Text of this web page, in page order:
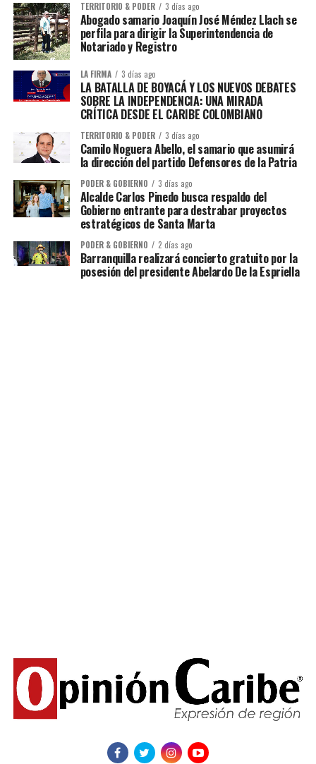
TERRITORIO & PODER 3 días ago
Abogado samario Joaquín José Méndez Llach se
perfila para dirigir la Superintendencia de
Notariado y Registro
LA FIRMA 3 días ago
LA BATALLA DE BOYACÁ Y LOS NUEVOS DEBATES
SOBRE LA INDEPENDENCIA: UNA MIRADA
CRÍTICA DESDE EL CARIBE COLOMBIANO
TERRITORIO & PODER 3 días ago
Camilo Noguera Abello, el samario que asumirá
la dirección del partido Defensores de la Patria
PODER & GOBIERNO 3 días ago
Alcalde Carlos Pinedo busca respaldo del
Gobierno entrante para destrabar proyectos
estratégicos de Santa Marta
PODER & GOBIERNO 2 días ago
Barranquilla realizará concierto gratuito por la
posesión del presidente Abelardo De la Espriella